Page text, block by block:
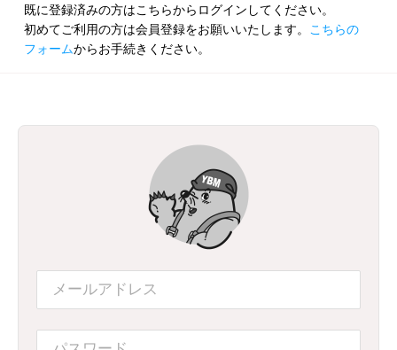
既に登録済みの方はこちらからログインしてください。
初めてご利用の方は会員登録をお願いいたします。
こちらの
フォームからお手続きください。